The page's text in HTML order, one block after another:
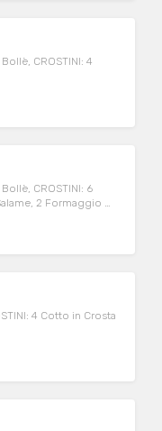
CROSTINI: 4
CROSTINI: 6
2 Formaggio di
4 Cotto in Crosta